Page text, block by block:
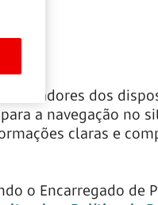
utilizadores dos
a navegação no
claras e
o Encarregado de